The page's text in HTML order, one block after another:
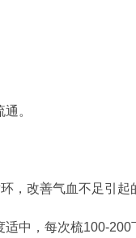
。
，改善气血不足引起
中，每次梳100-200